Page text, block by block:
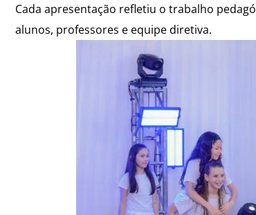
Cada apresentação refletiu o trabalho
alunos, professores e equipe diretiva.